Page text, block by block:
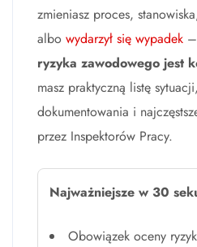
zmieniasz proces,
albo wydarzył się wypadek –
ryzyka zawodowego jest
masz praktyczną listę
dokumentowania i
przez Inspektorów Pracy.
Najważniejsze w 30
Obowiązek oceny